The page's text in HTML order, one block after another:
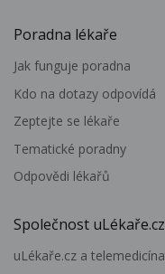
Poradna lékaře
Jak funguje poradna
Kdo na dotazy odpovídá
Zeptejte se lékaře
Tematické poradny
Odpovědi lékařů
Společnost uLékaře.cz
uLékaře.cz a telemedicína